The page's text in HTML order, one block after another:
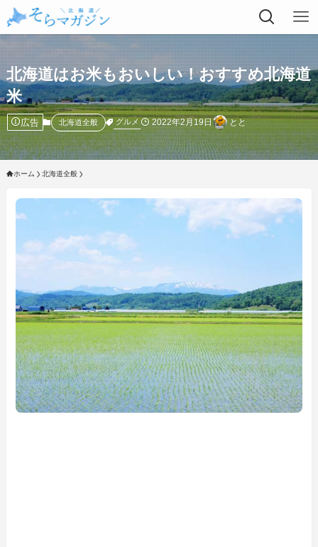
北海道はお米もおいしい！おすすめ北海道
米
広告 北海道全般 グルメ 2022年2月19日 とと
ホーム 北海道全般